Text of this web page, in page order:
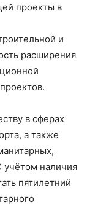
проекты в
и
расширения
в сферах
а также
учётом наличия
пятилетний